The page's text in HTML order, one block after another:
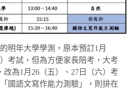
明年大學學測，原本預訂1月
考試，但為方便家長陪考，大考
改為1月26（五）、27日（六）考
國語文寫作能力測驗」，則排在